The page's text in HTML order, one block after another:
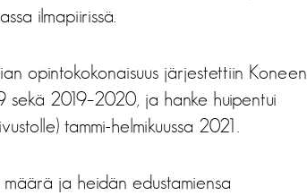
ilmapiirissä.
opintokokonaisuus järjestettiin Koneen
sekä 2019–2020, ja hanke huipentui
tammi-helmikuussa 2021.
ja heidän edustamiensa